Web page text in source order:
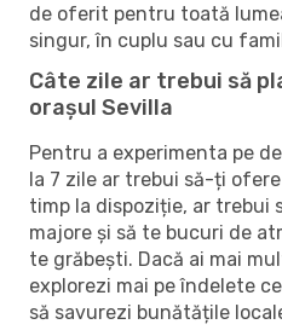
de oferit pentru toată
singur, în cuplu sau cu
Câte zile ar trebui să
orașul Sevilla
Pentru a experimenta pe
la 7 zile ar trebui să-ți
timp la dispoziție, ar trebui
majore și să te bucuri de
te grăbești. Dacă ai mai
explorezi mai pe îndelete
să savurezi bunătățile